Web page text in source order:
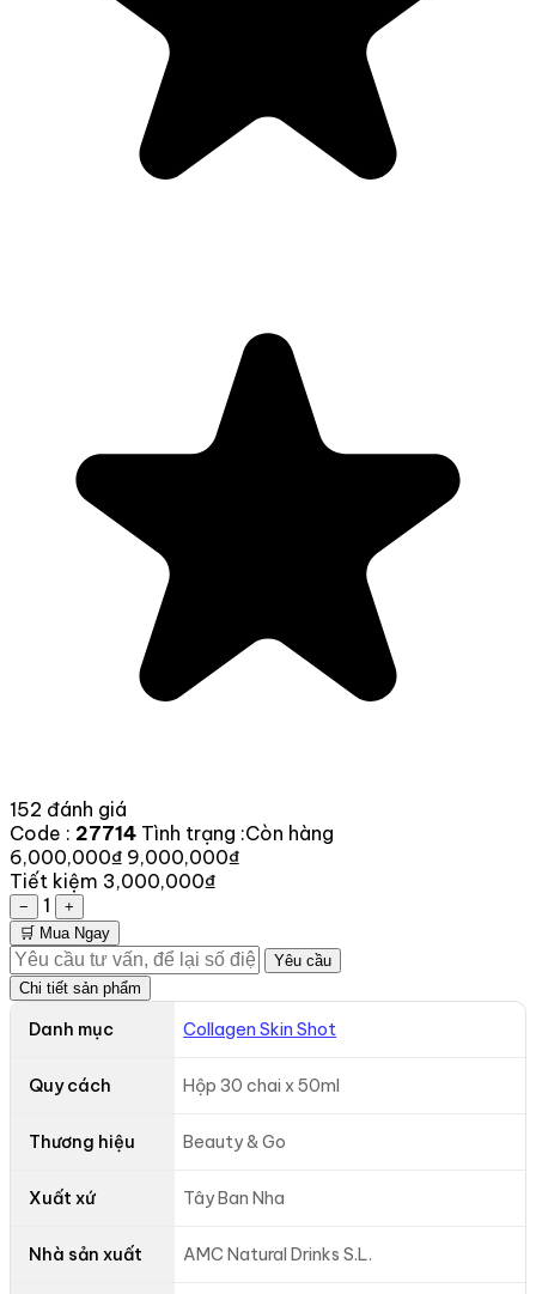
152 đánh giá
Code : 27714 Tình trạng :Còn hàng
6,000,000₫ 9,000,000₫
Tiết kiệm 3,000,000₫
− 1
+
🛒 Mua Ngay
Yêu cầu
Chi tiết sản phẩm
Danh mục Collagen Skin Shot
Quy cách Hộp 30 chai x 50ml
Thương hiệu Beauty & Go
Xuất xứ Tây Ban Nha
Nhà sản xuất AMC Natural Drinks S.L.